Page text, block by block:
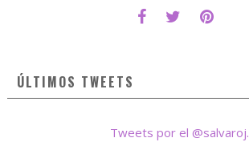
ÚLTIMOS TWEETS
Tweets por el @salvaroj.